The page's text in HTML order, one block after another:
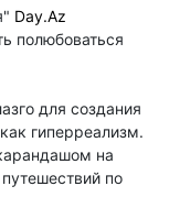
Day.Az
полюбоваться
для создания
гиперреализм.
на
по